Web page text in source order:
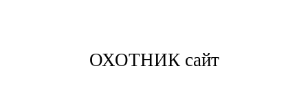
ОХОТНИК сайт